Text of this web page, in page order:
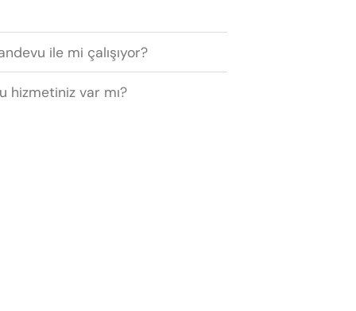
ile mi çalışıyor?
hizmetiniz var mı?